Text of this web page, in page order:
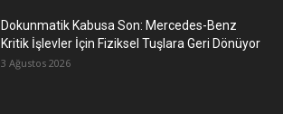
Dokunmatik Kabusa Son: Mercedes-Benz
Kritik İşlevler İçin Fiziksel Tuşlara Geri Dönüyor
3 Ağustos 2026